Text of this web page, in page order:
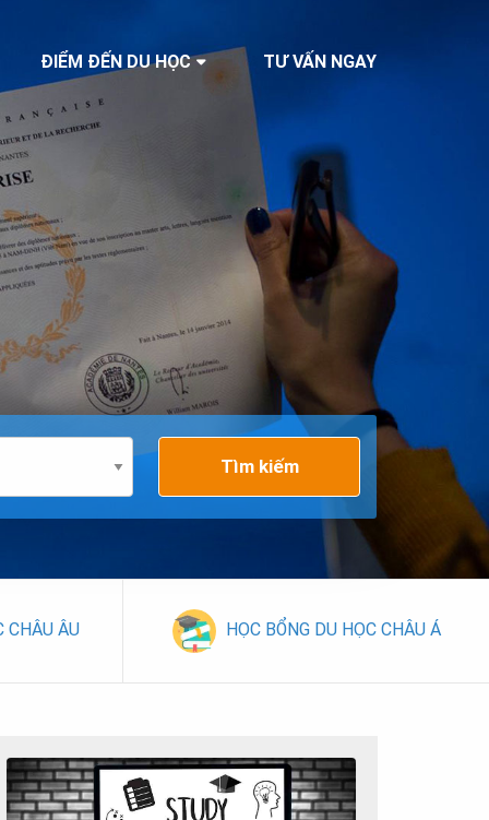
ĐIỂM ĐẾN DU HỌC TƯ VẤN NGAY
Tìm kiếm
CHÂU ÂU HỌC BỔNG DU HỌC CHÂU Á